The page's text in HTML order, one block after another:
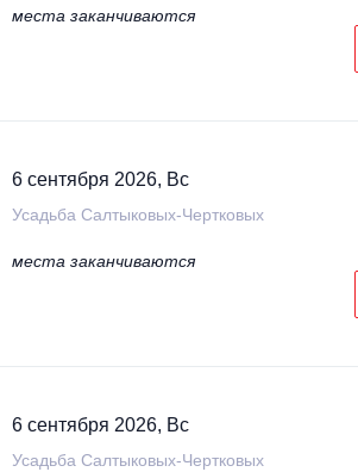
места заканчиваются
6 сентября 2026, Вс
Усадьба Салтыковых-Чертковых
места заканчиваются
6 сентября 2026, Вс
Усадьба Салтыковых-Чертковых